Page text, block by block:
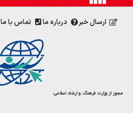
ارسال خبر درباره ما تماس با ما
مجوز از وزارت فرهنگ و ارشاد اسلامی